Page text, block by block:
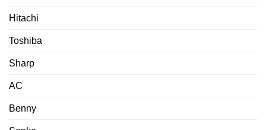
Hitachi
Toshiba
Sharp
AC
Benny